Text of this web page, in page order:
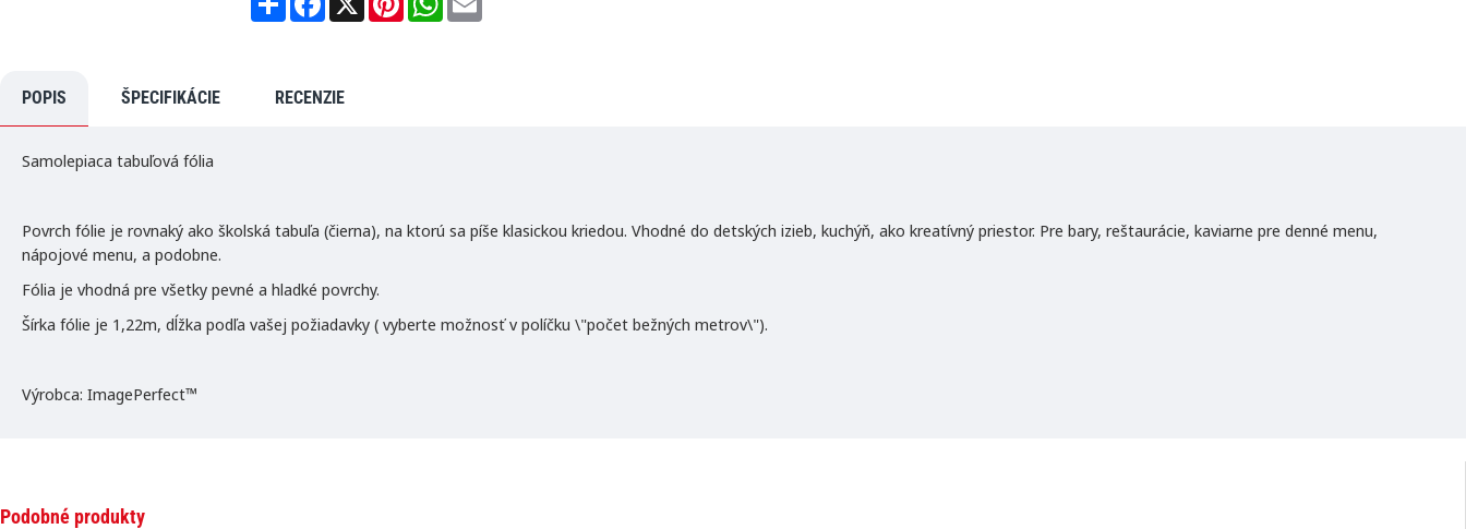
h
a
o
i
h
m
POPIS ŠPECIFIKÁCIE RECENZIE
Samolepiaca tabuľová fólia
Povrch fólie je rovnaký ako školská tabuľa (čierna), na ktorú sa píše klasickou kriedou. Vhodné do detských izieb, kuchýň, ako kreatívný priestor. Pre bary, reštaurácie, kaviarne pre denné menu,
nápojové menu, a podobne.
Fólia je vhodná pre všetky pevné a hladké povrchy.
Šírka fólie je 1,22m, dĺžka podľa vašej požiadavky ( vyberte možnosť v políčku \"počet bežných metrov\").
Výrobca: ImagePerfect™
Podobné produkty